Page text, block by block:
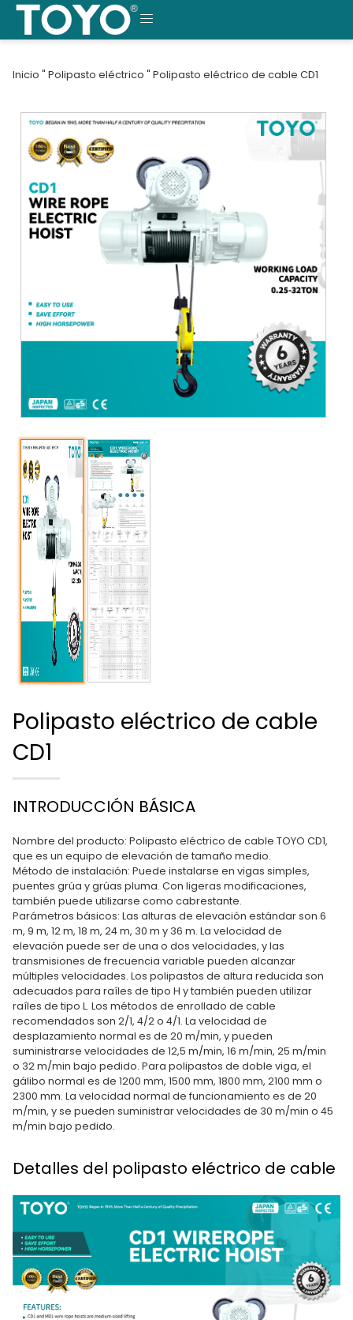
Saltar
contenido
MENÚ
Inicio " Polipasto eléctrico " Polipasto eléctrico de cable CD1
Polipasto eléctrico de cable
CD1
INTRODUCCIÓN BÁSICA
Nombre del producto: Polipasto eléctrico de cable TOYO CD1,
que es un equipo de elevación de tamaño medio.
Método de instalación: Puede instalarse en vigas simples,
puentes grúa y grúas pluma. Con ligeras modificaciones,
también puede utilizarse como cabrestante.
Parámetros básicos: Las alturas de elevación estándar son 6
m, 9 m, 12 m, 18 m, 24 m, 30 m y 36 m. La velocidad de
elevación puede ser de una o dos velocidades, y las
transmisiones de frecuencia variable pueden alcanzar
múltiples velocidades. Los polipastos de altura reducida son
adecuados para raíles de tipo H y también pueden utilizar
raíles de tipo L. Los métodos de enrollado de cable
recomendados son 2/1, 4/2 o 4/1. La velocidad de
desplazamiento normal es de 20 m/min, y pueden
suministrarse velocidades de 12,5 m/min, 16 m/min, 25 m/min
o 32 m/min bajo pedido. Para polipastos de doble viga, el
gálibo normal es de 1200 mm, 1500 mm, 1800 mm, 2100 mm o
2300 mm. La velocidad normal de funcionamiento es de 20
m/min, y se pueden suministrar velocidades de 30 m/min o 45
m/min bajo pedido.
Detalles del polipasto eléctrico de cable